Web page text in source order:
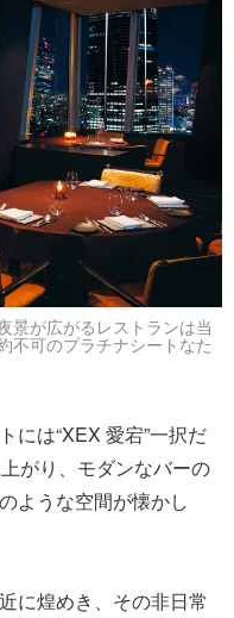
景が広がるレストランは当
不可のプラチナシートなた
には“XEX 愛宕”一択だ
がり、モダンなバーの
ような空間が懐かし
に煌めき、その非日常